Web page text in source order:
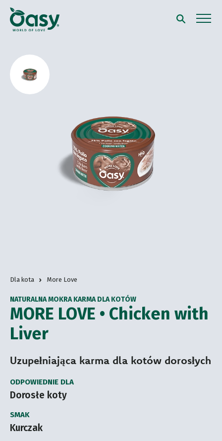
Dla kota More Love
MORE LOVE • Chicken with
Liver
NATURALNA MOKRA KARMA DLA KOTÓW
Uzupełniająca karma dla kotów dorosłych
ODPOWIEDNIE DLA
Dorosłe koty
SMAK
Kurczak